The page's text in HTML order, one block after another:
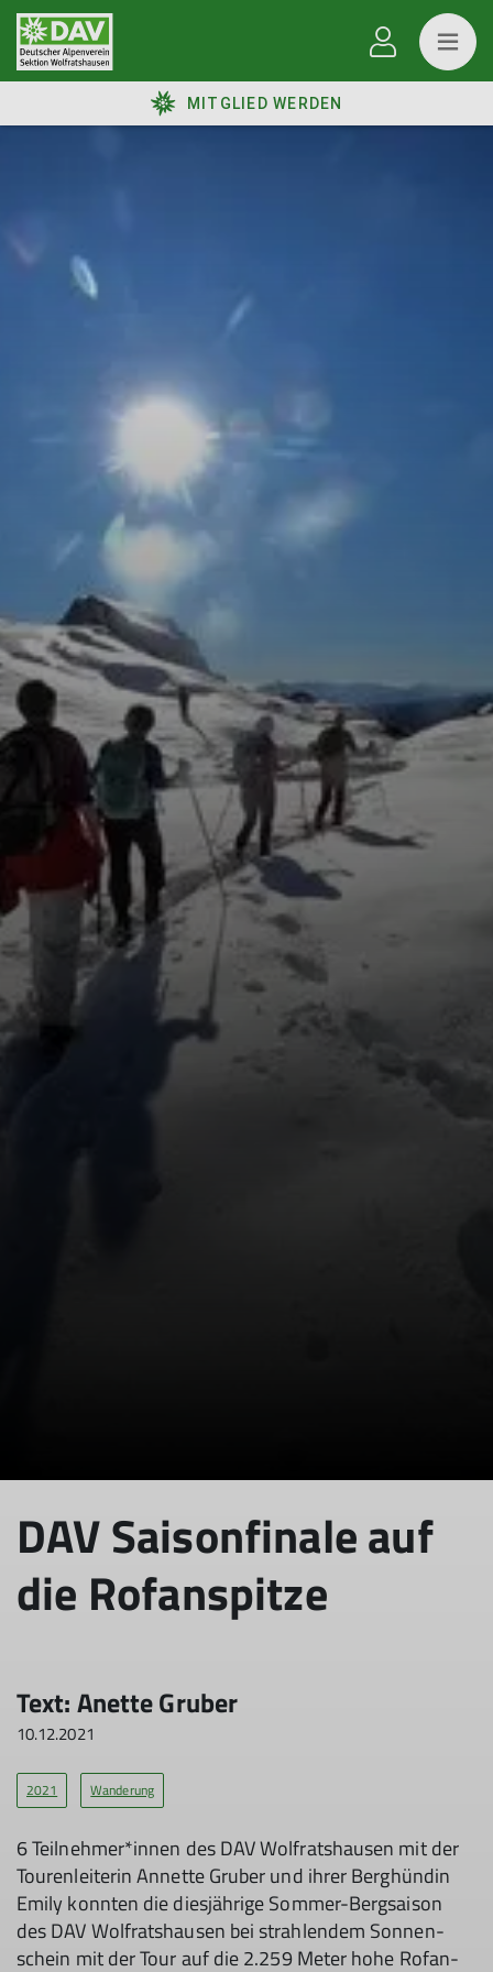
MITGLIED WERDEN
DAV Saisonfinale auf
die Rofanspitze
Text: An­et­te Gru­ber
10.12.2021
2021 Wanderung
6 Teil­neh­mer*in­nen des DAV Wolfrats­hau­sen mit der
Tou­ren­lei­te­rin An­net­te Gru­ber und ih­rer Berg­hün­din
Emi­ly konn­ten die dies­jäh­ri­ge Som­mer-Berg­sai­son
des DAV Wolfrats­hau­sen bei strah­len­dem Son­nen­
schein mit der Tour auf die 2.259 Me­ter ho­he Ro­fan­